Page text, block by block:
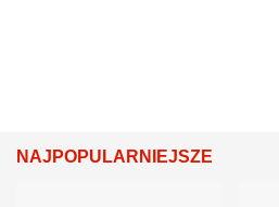
NAJPOPULARNIEJSZE